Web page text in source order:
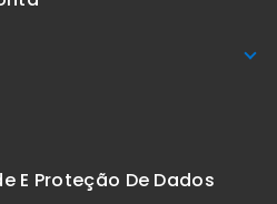
E Proteção De Dados